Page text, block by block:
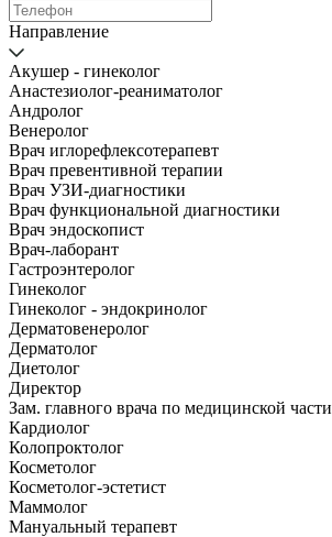
Направление
Акушер - гинеколог
Анастезиолог-реаниматолог
Андролог
Венеролог
Врач иглорефлексотерапевт
Врач превентивной терапии
Врач УЗИ-диагностики
Врач функциональной диагностики
Врач эндоскопист
Врач-лаборант
Гастроэнтеролог
Гинеколог
Гинеколог - эндокринолог
Дерматовенеролог
Дерматолог
Диетолог
Директор
Зам. главного врача по медицинской части
Кардиолог
Колопроктолог
Косметолог
Косметолог-эстетист
Маммолог
Мануальный терапевт